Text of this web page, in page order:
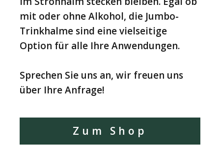
mit oder ohne Alkohol, die Jumbo-
Trinkhalme sind eine vielseitige
Option für alle Ihre Anwendungen.
Sprechen Sie uns an, wir freuen uns
über Ihre Anfrage!
Zum Shop